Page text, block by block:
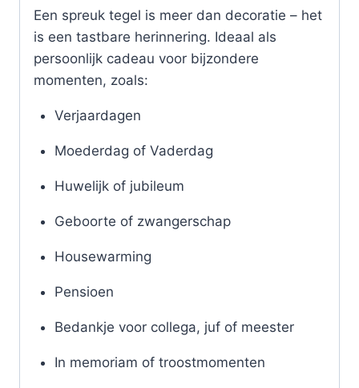
Een spreuk tegel is meer dan decoratie – het
is een tastbare herinnering. Ideaal als
persoonlijk cadeau voor bijzondere
momenten, zoals:
Verjaardagen
Moederdag of Vaderdag
Huwelijk of jubileum
Geboorte of zwangerschap
Housewarming
Pensioen
Bedankje voor collega, juf of meester
In memoriam of troostmomenten